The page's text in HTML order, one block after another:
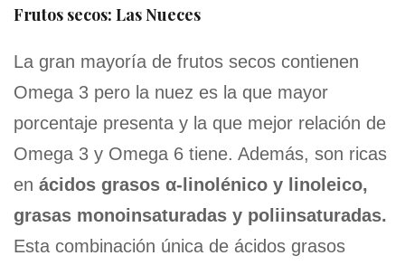
Frutos secos: Las Nueces
La gran mayoría de frutos secos contienen
Omega 3 pero la nuez es la que mayor
porcentaje presenta y la que mejor relación de
Omega 3 y Omega 6 tiene. Además, son ricas
en ácidos grasos α-linolénico y linoleico,
grasas monoinsaturadas y poliinsaturadas.
Esta combinación única de ácidos grasos